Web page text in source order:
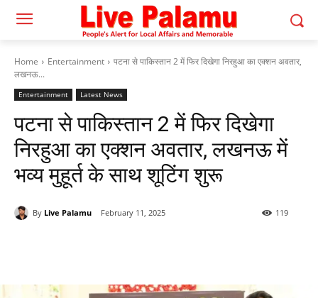
Home Entertainment
पटना से पाकिस्तान 2 में फिर दिखेगा निरहुआ का एक्शन अवतार,
लखनऊ...
Entertainment Latest News
पटना से पाकिस्तान 2 में फिर दिखेगा
निरहुआ का एक्शन अवतार, लखनऊ में
भव्य मुहूर्त के साथ शूटिंग शुरू
By Live Palamu February 11, 2025 119